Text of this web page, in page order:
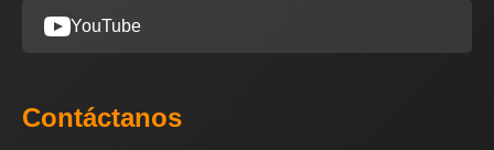
YouTube
Contáctanos